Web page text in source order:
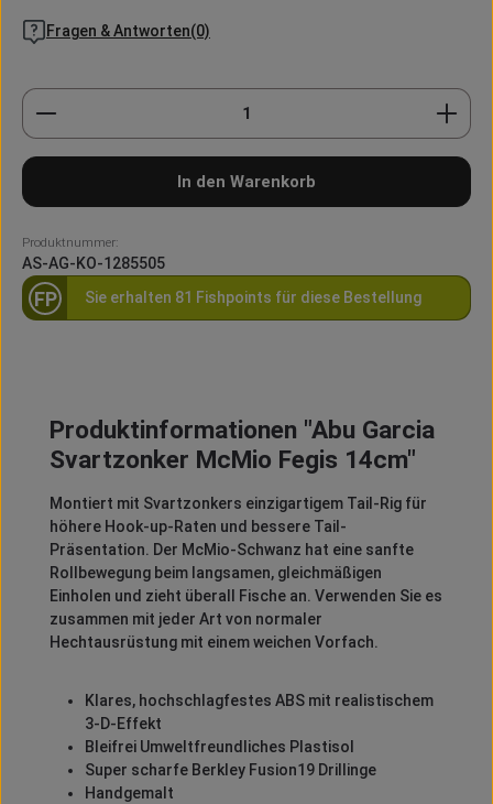
Fragen & Antworten(0)
Produkt Anzahl: Gib den gewünschten Wert ein
In den Warenkorb
Produktnummer:
AS-AG-KO-1285505
FP Sie erhalten 81 Fishpoints für diese Bestellung
Produktinformationen "Abu Garcia
Svartzonker McMio Fegis 14cm"
Montiert mit Svartzonkers einzigartigem Tail-Rig für
höhere Hook-up-Raten und bessere Tail-
Präsentation. Der McMio-Schwanz hat eine sanfte
Rollbewegung beim langsamen, gleichmäßigen
Einholen und zieht überall Fische an. Verwenden Sie es
zusammen mit jeder Art von normaler
Hechtausrüstung mit einem weichen Vorfach.
Klares, hochschlagfestes ABS mit realistischem
3-D-Effekt
Bleifrei Umweltfreundliches Plastisol
Super scharfe Berkley Fusion19 Drillinge
Handgemalt